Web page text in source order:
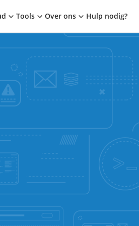
Tools Over ons Hulp nodig?